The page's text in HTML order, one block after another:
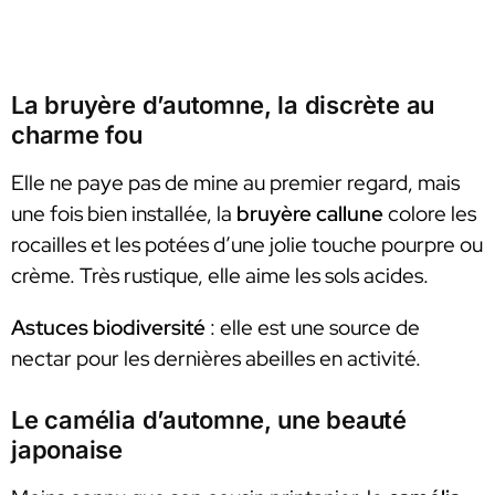
La bruyère d’automne, la discrète au
charme fou
Elle ne paye pas de mine au premier regard, mais
une fois bien installée, la bruyère callunecolore les
rocailles et les potées d’une jolie touche pourpre ou
crème. Très rustique, elle aime les sols acides.
Astuces biodiversité : elle est une source de
nectar pour les dernières abeilles en activité.
Le camélia d’automne, une beauté
japonaise